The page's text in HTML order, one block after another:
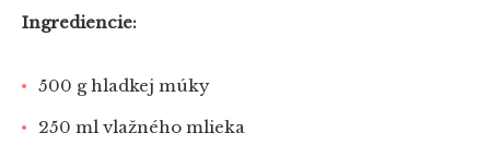
Ingrediencie:
500 g hladkej múky
250 ml vlažného mlieka